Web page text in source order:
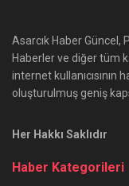
Asarcık Haber Güncel,
Haberler ve diğer tüm
internet kullanıcısının
oluşturulmuş geniş
Her Hakkı Saklıdır
Haber Kategorileri